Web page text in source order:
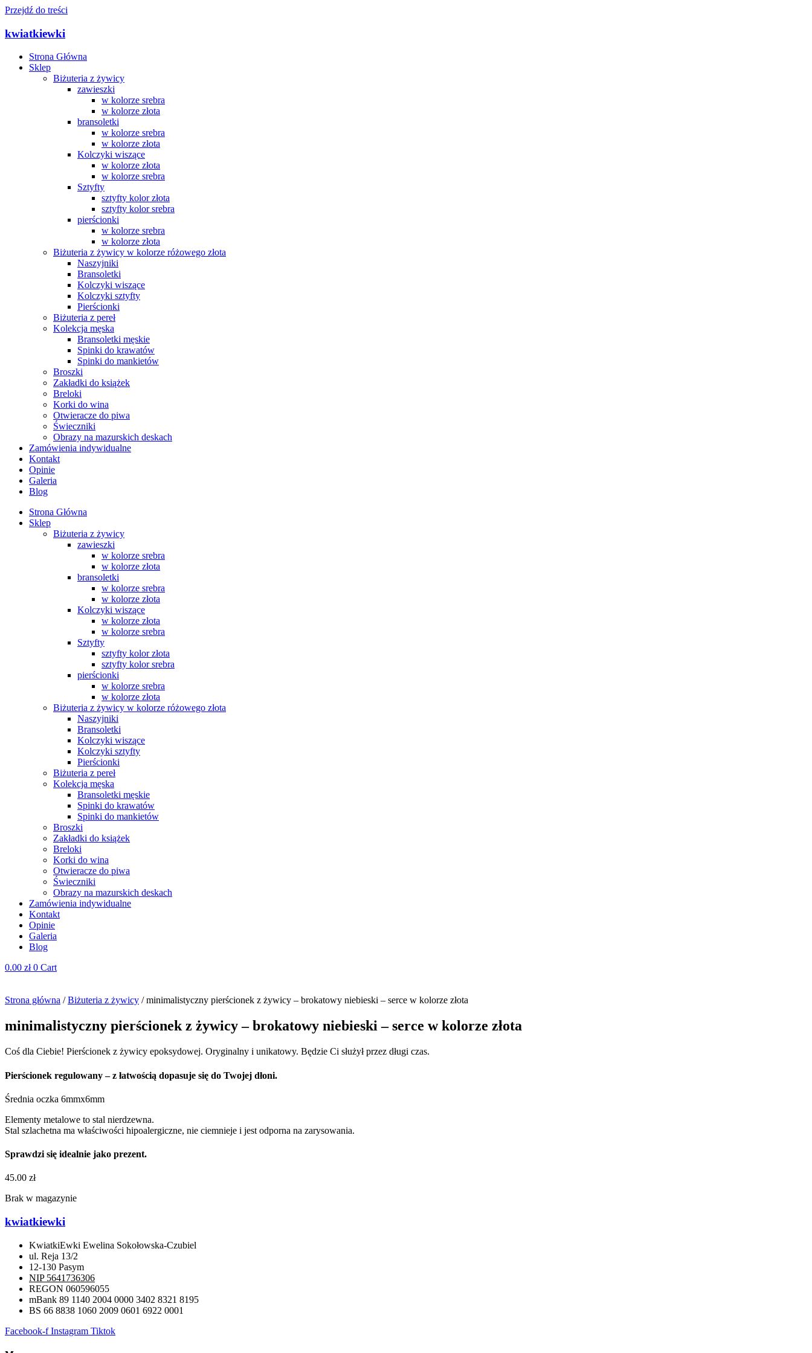
Przejdź do treści
kwiatkiewki
Strona Główna
Sklep
Biżuteria z żywicy
zawieszki
w kolorze srebra
w kolorze złota
bransoletki
w kolorze srebra
w kolorze złota
Kolczyki wiszące
w kolorze złota
w kolorze srebra
Sztyfty
sztyfty kolor złota
sztyfty kolor srebra
pierścionki
w kolorze srebra
w kolorze złota
Biżuteria z żywicy w kolorze różowego złota
Naszyjniki
Bransoletki
Kolczyki wiszące
Kolczyki sztyfty
Pierścionki
Biżuteria z pereł
Kolekcja męska
Bransoletki męskie
Spinki do krawatów
Spinki do mankietów
Broszki
Zakładki do książek
Breloki
Korki do wina
Otwieracze do piwa
Świeczniki
Obrazy na mazurskich deskach
Zamówienia indywidualne
Kontakt
Opinie
Galeria
Blog
Strona Główna
Sklep
Biżuteria z żywicy
zawieszki
w kolorze srebra
w kolorze złota
bransoletki
w kolorze srebra
w kolorze złota
Kolczyki wiszące
w kolorze złota
w kolorze srebra
Sztyfty
sztyfty kolor złota
sztyfty kolor srebra
pierścionki
w kolorze srebra
w kolorze złota
Biżuteria z żywicy w kolorze różowego złota
Naszyjniki
Bransoletki
Kolczyki wiszące
Kolczyki sztyfty
Pierścionki
Biżuteria z pereł
Kolekcja męska
Bransoletki męskie
Spinki do krawatów
Spinki do mankietów
Broszki
Zakładki do książek
Breloki
Korki do wina
Otwieracze do piwa
Świeczniki
Obrazy na mazurskich deskach
Zamówienia indywidualne
Kontakt
Opinie
Galeria
Blog
0.00 zł 0 Cart
Strona główna /Biżuteria z żywicy / minimalistyczny pierścionek z żywicy – brokatowy niebieski – serce w kolorze złota
minimalistyczny pierścionek z żywicy – brokatowy niebieski – serce w kolorze złota
Coś dla Ciebie! Pierścionek z żywicy epoksydowej. Oryginalny i unikatowy. Będzie Ci służył przez długi czas.
Pierścionek regulowany – z łatwością dopasuje się do Twojej dłoni.
Średnia oczka 6mmx6mm
Elementy metalowe to stal nierdzewna.
Stal szlachetna ma właściwości hipoalergiczne, nie ciemnieje i jest odporna na zarysowania.
Sprawdzi się idealnie jako prezent.
45.00 zł
Brak w magazynie
kwiatkiewki
KwiatkiEwki Ewelina Sokołowska-Czubiel
ul. Reja 13/2
12-130 Pasym
NIP 5641736306
REGON 060596055
mBank 89 1140 2004 0000 3402 8321 8195
BS 66 8838 1060 2009 0601 6922 0001
Facebook-f Instagram Tiktok